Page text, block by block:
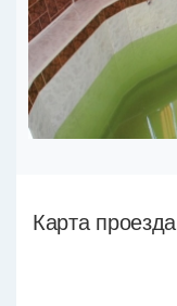
Карта проезда